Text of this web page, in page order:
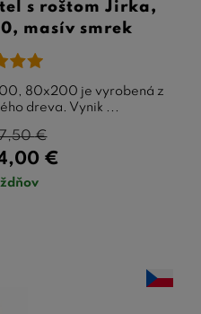
s roštom Jirka,
masív smrek
80x200 je vyrobená z
dreva. Vynik ...
€
€